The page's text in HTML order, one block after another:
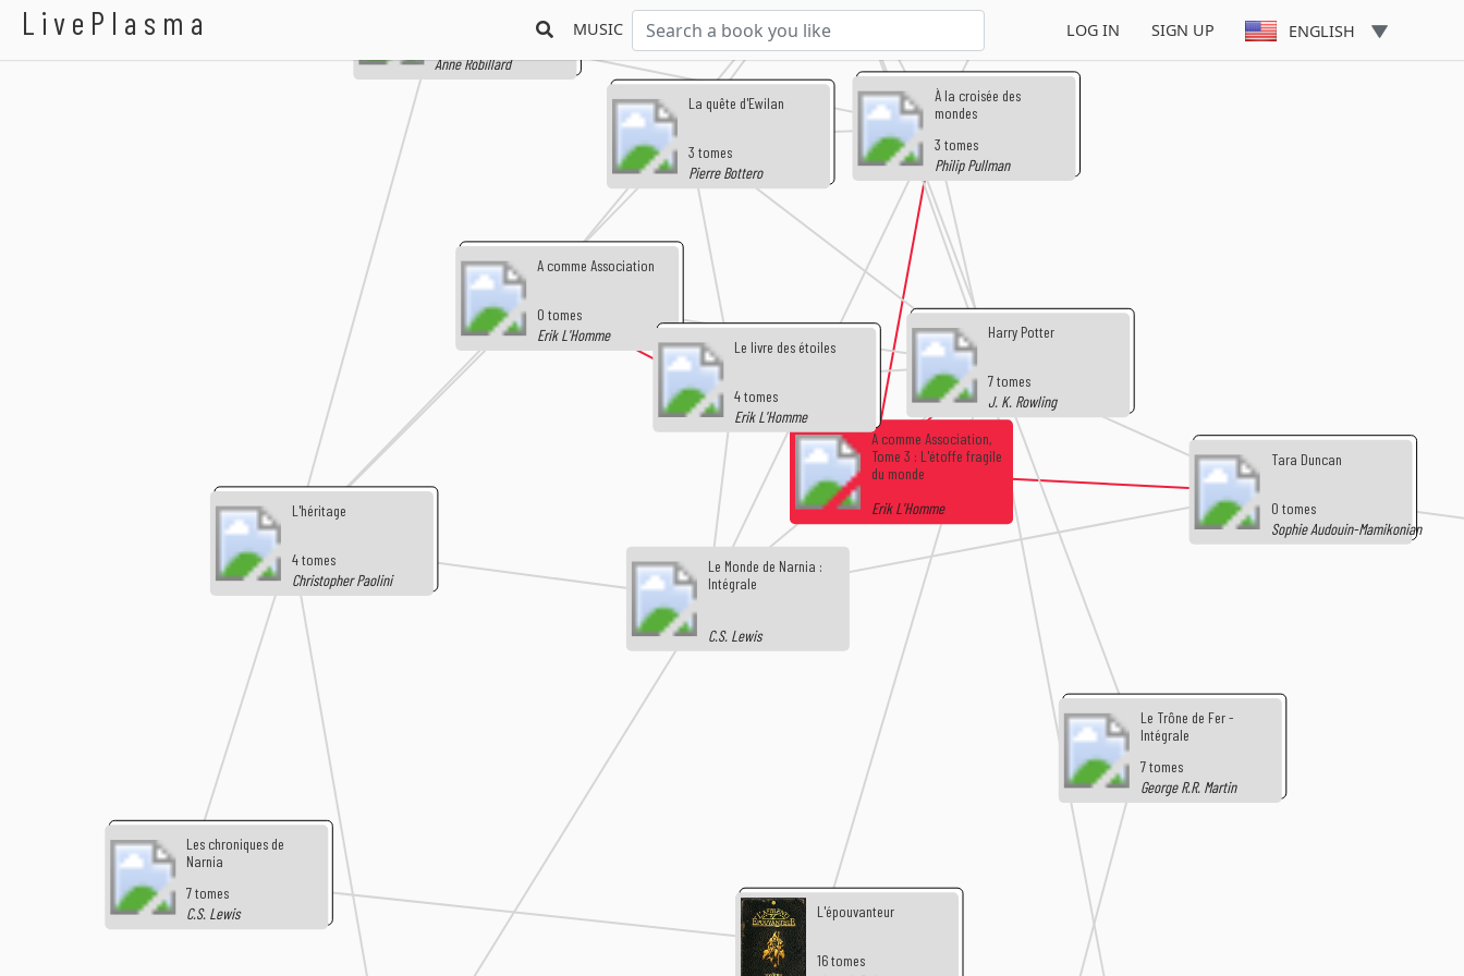
LivePlasma MUSIC LOG IN SIGN UP ENGLISH
Erik L'Homme
A comme Association,
Tome 3 : L'étoffe fragile
du monde
Erik L'Homme
A comme Association
0 tomes
C.S. Lewis
Le Monde de Narnia :
Intégrale
L'épouvanteur
16 tomes
Christopher Paolini
L'héritage
4 tomes
Sophie Audouin-Mamikonian
Tara Duncan
0 tomes
Pierre Bottero
La quête d'Ewilan
3 tomes
Philip Pullman
À la croisée des
mondes
3 tomes
Anne Robillard
C.S. Lewis
Les chroniques de
Narnia
7 tomes
Erik L'Homme
Le livre des étoiles
4 tomes J. K. Rowling
Harry Potter
7 tomes
George R.R. Martin
Le Trône de Fer -
Intégrale
7 tomes